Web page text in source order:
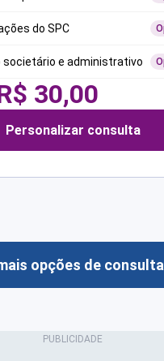
do SPC
societário e administrativo
30,00
Personalizar consulta
opções de consulta